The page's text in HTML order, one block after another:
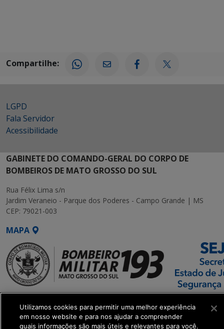
Compartilhe:
LGPD
Fala Servidor
Acessibilidade
GABINETE DO COMANDO-GERAL DO CORPO DE
BOMBEIROS DE MATO GROSSO DO SUL
Rua Félix Lima s/n
Jardim Veraneio - Parque dos Poderes - Campo Grande | MS
CEP: 79021-003
MAPA
SETDIG | Secretaria-
Executiva de
Transformação Digital
Utilizamos cookies para permitir uma melhor experiência
em nosso website e para nos ajudar a compreender
quais informações são mais úteis e relevantes para você.